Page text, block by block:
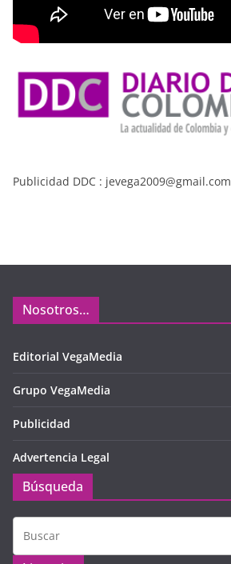
Publicidad DDC : jevega2009@gmail.com
Nosotros…
Editorial VegaMedia
Grupo VegaMedia
Publicidad
Advertencia Legal
Búsqueda